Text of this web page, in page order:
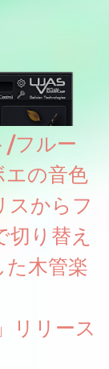
/フルー
エの音色
スからフ
り替え
た木管楽
リリース